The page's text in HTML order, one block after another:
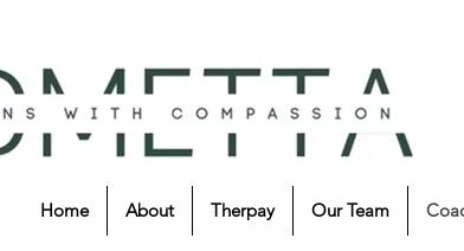
Home About Therpay Our Team